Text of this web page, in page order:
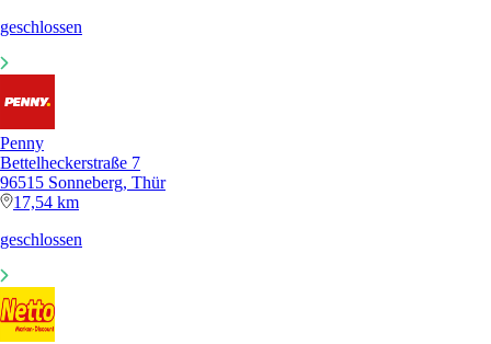
geschlossen
Penny
Bettelheckerstraße 7
96515 Sonneberg, Thür
17,54 km
geschlossen